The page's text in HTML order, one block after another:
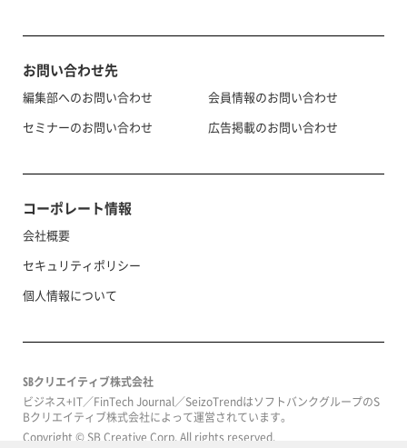
お問い合わせ先
編集部へのお問い合わせ
セミナーのお問い合わせ
会員情報のお問い合わせ
広告掲載のお問い合わせ
コーポレート情報
会社概要
セキュリティポリシー
個人情報について
SBクリエイティブ株式会社
ビジネス+IT／FinTech Journal／SeizoTrendはソフトバンクグループのS
Bクリエイティブ株式会社によって運営されています。
Copyright © SB Creative Corp. All rights reserved.